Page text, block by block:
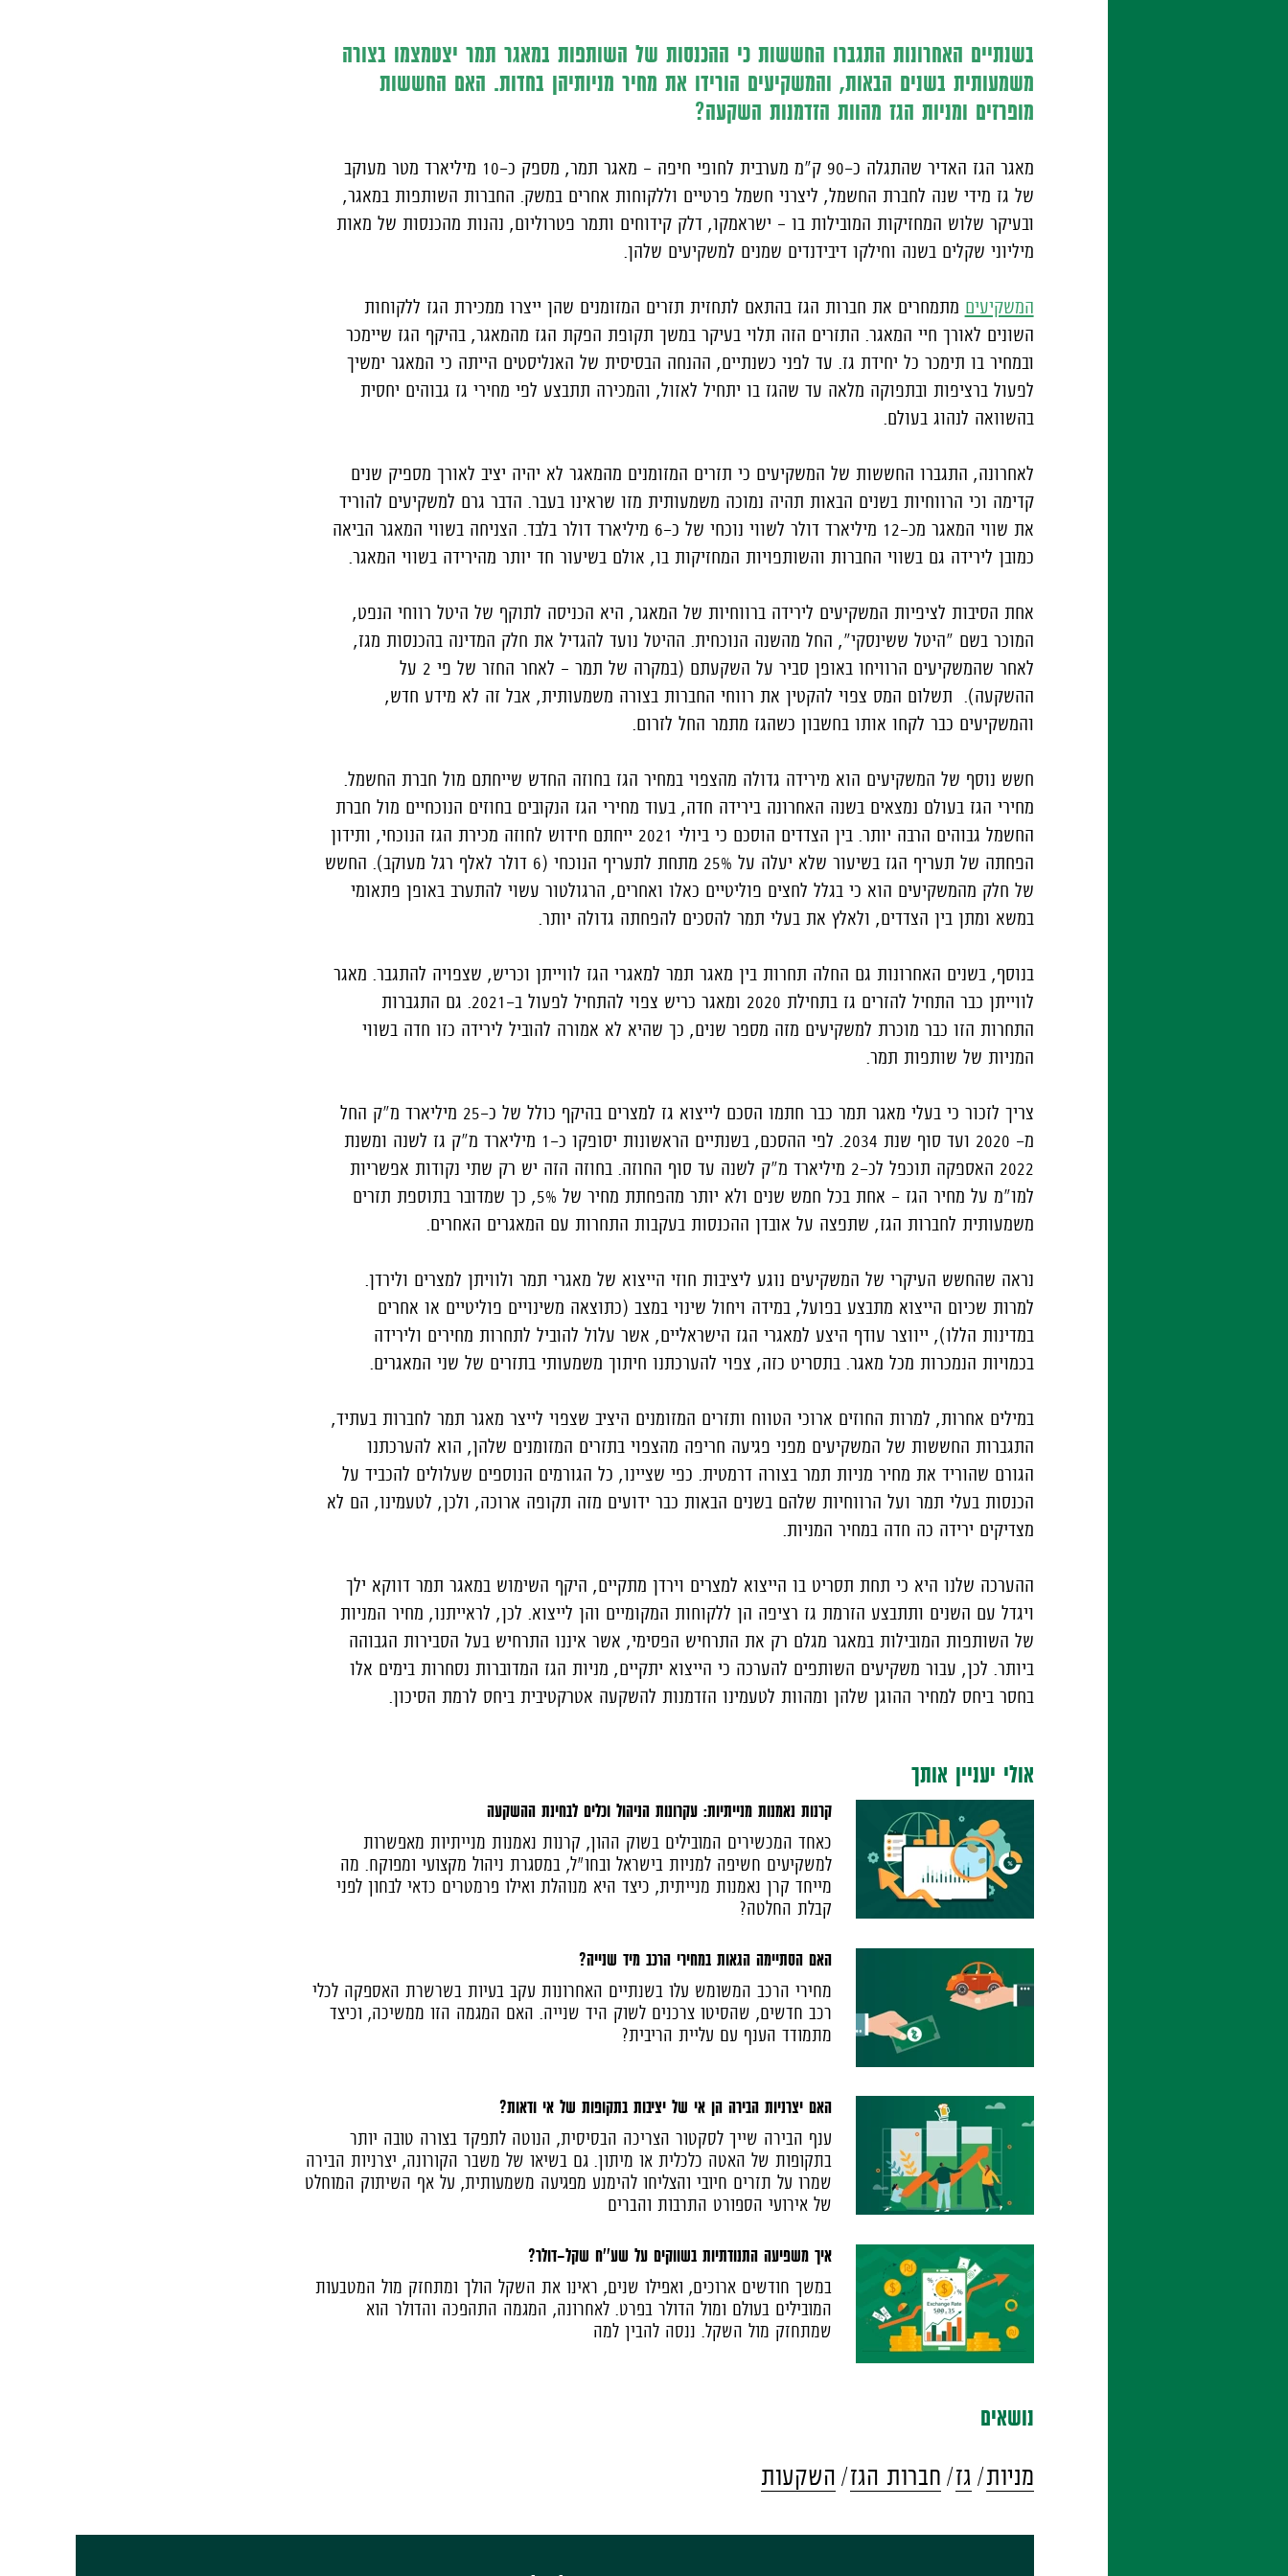
בשנתיים האחרונות התגברו החששות כי ההכנסות של השותפות במאגר תמר יצטמצמו בצורה
משמעותית בשנים הבאות, והמשקיעים הורידו את מחיר מניותיהן בחדות. האם החששות
מופרזים ומניות הגז מהוות הזדמנות השקעה?
מאגר הגז האדיר שהתגלה כ-90 ק"מ מערבית לחופי חיפה – מאגר תמר, מספק כ-10 מיליארד מטר מעוקב
של גז מידי שנה לחברת החשמל, ליצרני חשמל פרטיים וללקוחות אחרים במשק. החברות השותפות במאגר,
ובעיקר שלוש המחזיקות המובילות בו – ישראמקו, דלק קידוחים ותמר פטרוליום, נהנות מהכנסות של מאות
מיליוני שקלים בשנה וחילקו דיבידנדים שמנים למשקיעים שלהן.
המשקיעים מתמחרים את חברות הגז בהתאם לתחזית תזרים המזומנים שהן ייצרו ממכירת הגז ללקוחות
השונים לאורך חיי המאגר. התזרים הזה תלוי בעיקר במשך תקופת הפקת הגז מהמאגר, בהיקף הגז שיימכר
ובמחיר בו תימכר כל יחידת גז. עד לפני כשנתיים, ההנחה הבסיסית של האנליסטים הייתה כי המאגר ימשיך
לפעול ברציפות ובתפוקה מלאה עד שהגז בו יתחיל לאזול, והמכירה תתבצע לפי מחירי גז גבוהים יחסית
בהשוואה לנהוג בעולם.
לאחרונה, התגברו החששות של המשקיעים כי תזרים המזומנים מהמאגר לא יהיה יציב לאורך מספיק שנים
קדימה וכי הרווחיות בשנים הבאות תהיה נמוכה משמעותית מזו שראינו בעבר. הדבר גרם למשקיעים להוריד
את שווי המאגר מכ-12 מיליארד דולר לשווי נוכחי של כ-6 מיליארד דולר בלבד. הצניחה בשווי המאגר הביאה
כמובן לירידה גם בשווי החברות והשותפויות המחזיקות בו, אולם בשיעור חד יותר מהירידה בשווי המאגר.
אחת הסיבות לציפיות המשקיעים לירידה ברווחיות של המאגר, היא הכניסה לתוקף של היטל רווחי הנפט,
המוכר בשם "היטל ששינסקי", החל מהשנה הנוכחית. ההיטל נועד להגדיל את חלק המדינה בהכנסות מגז,
לאחר שהמשקיעים הרוויחו באופן סביר על השקעתם (במקרה של תמר – לאחר החזר של פי 2 על
ההשקעה). תשלום המס צפוי להקטין את רווחי החברות בצורה משמעותית, אבל זה לא מידע חדש,
והמשקיעים כבר לקחו אותו בחשבון כשהגז מתמר החל לזרום.
חשש נוסף של המשקיעים הוא מירידה גדולה מהצפוי במחיר הגז בחוזה החדש שייחתם מול חברת החשמל.
מחירי הגז בעולם נמצאים בשנה האחרונה בירידה חדה, בעוד מחירי הגז הנקובים בחוזים הנוכחיים מול חברת
החשמל גבוהים הרבה יותר. בין הצדדים הוסכם כי ביולי 2021 ייחתם חידוש לחוזה מכירת הגז הנוכחי, ותידון
הפחתה של תעריף הגז בשיעור שלא יעלה על 25% מתחת לתעריף הנוכחי (6 דולר לאלף רגל מעוקב). החשש
של חלק מהמשקיעים הוא כי בגלל לחצים פוליטיים כאלו ואחרים, הרגולטור עשוי להתערב באופן פתאומי
במשא ומתן בין הצדדים, ולאלץ את בעלי תמר להסכים להפחתה גדולה יותר.
בנוסף, בשנים האחרונות גם החלה תחרות בין מאגר תמר למאגרי הגז לווייתן וכריש, שצפויה להתגבר. מאגר
לווייתן כבר התחיל להזרים גז בתחילת 2020 ומאגר כריש צפוי להתחיל לפעול ב-2021. גם התגברות
התחרות הזו כבר מוכרת למשקיעים מזה מספר שנים, כך שהיא לא אמורה להוביל לירידה כזו חדה בשווי
המניות של שותפות תמר.
צריך לזכור כי בעלי מאגר תמר כבר חתמו הסכם לייצוא גז למצרים בהיקף כולל של כ-25 מיליארד מ"ק החל
מ- 2020 ועד סוף שנת 2034. לפי ההסכם, בשנתיים הראשונות יסופקו כ-1 מיליארד מ"ק גז לשנה ומשנת
2022 האספקה תוכפל לכ-2 מיליארד מ"ק לשנה עד סוף החוזה. בחוזה הזה יש רק שתי נקודות אפשריות
למו"מ על מחיר הגז - אחת בכל חמש שנים ולא יותר מהפחתת מחיר של 5%, כך שמדובר בתוספת תזרים
משמעותית לחברות הגז, שתפצה על אובדן ההכנסות בעקבות התחרות עם המאגרים האחרים.
נראה שהחשש העיקרי של המשקיעים נוגע ליציבות חוזי הייצוא של מאגרי תמר ולוויתן למצרים ולירדן.
למרות שכיום הייצוא מתבצע בפועל, במידה ויחול שינוי במצב (כתוצאה משינויים פוליטיים או אחרים
במדינות הללו), ייווצר עודף היצע למאגרי הגז הישראליים, אשר עלול להוביל לתחרות מחירים ולירידה
בכמויות הנמכרות מכל מאגר. בתסריט כזה, צפוי להערכתנו חיתוך משמעותי בתזרים של שני המאגרים.
במילים אחרות, למרות החוזים ארוכי הטווח ותזרים המזומנים היציב שצפוי לייצר מאגר תמר לחברות בעתיד,
התגברות החששות של המשקיעים מפני פגיעה חריפה מהצפוי בתזרים המזומנים שלהן, הוא להערכתנו
הגורם שהוריד את מחיר מניות תמר בצורה דרמטית. כפי שציינו, כל הגורמים הנוספים שעלולים להכביד על
הכנסות בעלי תמר ועל הרווחיות שלהם בשנים הבאות כבר ידועים מזה תקופה ארוכה, ולכן, לטעמינו, הם לא
מצדיקים ירידה כה חדה במחיר המניות.
ההערכה שלנו היא כי תחת תסריט בו הייצוא למצרים וירדן מתקיים, היקף השימוש במאגר תמר דווקא ילך
ויגדל עם השנים ותתבצע הזרמת גז רציפה הן ללקוחות המקומיים והן לייצוא. לכן, לראייתנו, מחיר המניות
של השותפות המובילות במאגר מגלם רק את התרחיש הפסימי, אשר איננו התרחיש בעל הסבירות הגבוהה
ביותר. לכן, עבור משקיעים השותפים להערכה כי הייצוא יתקיים, מניות הגז המדוברות נסחרות בימים אלו
בחסר ביחס למחיר ההוגן שלהן ומהוות לטעמינו הזדמנות להשקעה אטרקטיבית ביחס לרמת הסיכון.
אולי יעניין אותך
קרנות נאמנות מנייתיות: עקרונות הניהול וכלים לבחינת ההשקעה
כאחד המכשירים המובילים בשוק ההון, קרנות נאמנות מנייתיות מאפשרות
למשקיעים חשיפה למניות בישראל ובחו"ל, במסגרת ניהול מקצועי ומפוקח. מה
מייחד קרן נאמנות מנייתית, כיצד היא מנוהלת ואילו פרמטרים כדאי לבחון לפני
קבלת החלטה?
האם הסתיימה הגאות במחירי הרכב מיד שנייה?
מחירי הרכב המשומש עלו בשנתיים האחרונות עקב בעיות בשרשרת האספקה לכלי
רכב חדשים, שהסיטו צרכנים לשוק היד שנייה. האם המגמה הזו ממשיכה, וכיצד
מתמודד הענף עם עליית הריבית?
האם יצרניות הבירה הן אי של יציבות בתקופות של אי ודאות?
ענף הבירה שייך לסקטור הצריכה הבסיסית, הנוטה לתפקד בצורה טובה יותר
בתקופות של האטה כלכלית או מיתון. גם בשיאו של משבר הקורונה, יצרניות הבירה
שמרו על תזרים חיובי והצליחו להימנע מפגיעה משמעותית, על אף השיתוק המוחלט
של אירועי הספורט התרבות והברים
איך משפיעה התנודתיות בשווקים על שע''ח שקל-דולר?
במשך חודשים ארוכים, ואפילו שנים, ראינו את השקל הולך ומתחזק מול המטבעות
המובילים בעולם ומול הדולר בפרט. לאחרונה, המגמה התהפכה והדולר הוא
שמתחזק מול השקל. ננסה להבין למה
נושאים
מניות גז חברות הגז השקעות